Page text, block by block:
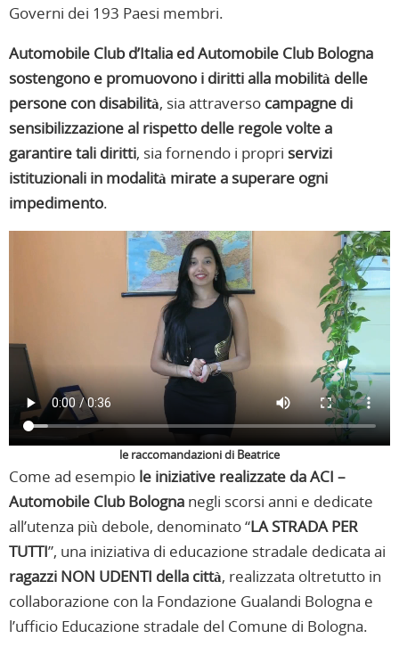
Governi dei 193 Paesi membri.
Automobile Club d’Italia ed Automobile Club Bologna
sostengono e promuovono i diritti alla mobilità delle
persone con disabilità, sia attraverso campagne di
sensibilizzazione al rispetto delle regole volte a
garantire tali diritti, sia fornendo i propri servizi
istituzionali in modalità mirate a superare ogni
impedimento.
le raccomandazioni di Beatrice
Come ad esempio le iniziative realizzate da ACI –
Automobile Club Bologna negli scorsi anni e dedicate
all’utenza più debole, denominato “LA STRADA PER
TUTTI”, una iniziativa di educazione stradale dedicata ai
ragazzi NON UDENTI della città, realizzata oltretutto in
collaborazione con la Fondazione Gualandi Bologna e
l’ufficio Educazione stradale del Comune di Bologna.